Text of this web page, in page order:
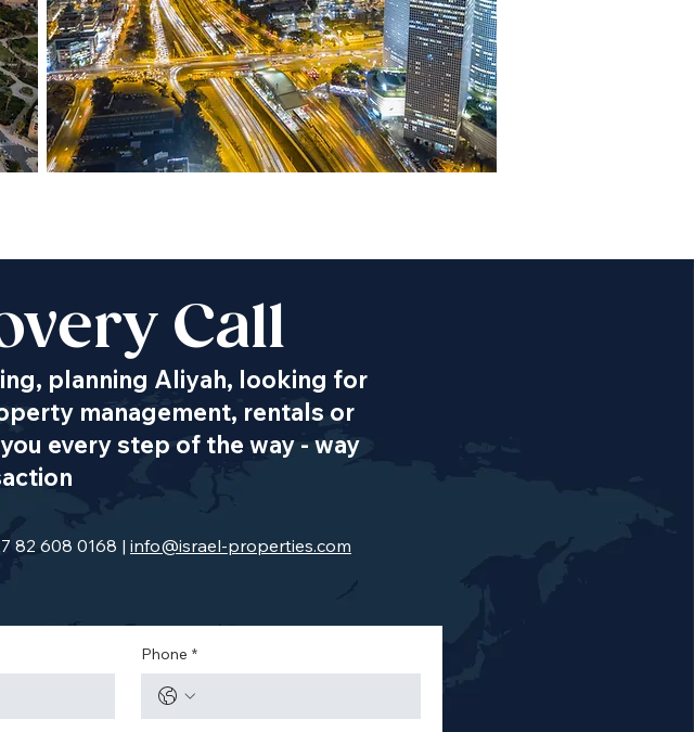
Call
planning Aliyah, looking for
management, rentals or
every step of the way - way
82 608 0168 | info@israel-properties.com
Phone *